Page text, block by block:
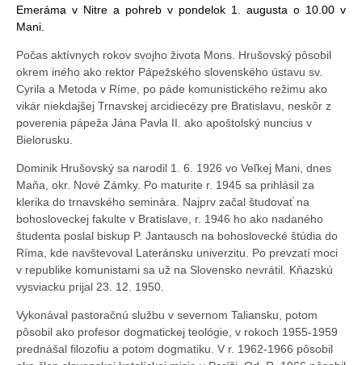
Emeráma v Nitre a pohreb v pondelok 1. augusta o 10.00 v
Mani.
Počas aktívnych rokov svojho života Mons. Hrušovský pôsobil
okrem iného ako rektor Pápežského slovenského ústavu sv.
Cyrila a Metoda v Ríme, po páde komunistického režimu ako
vikár niekdajšej Trnavskej arcidiecézy pre Bratislavu, neskôr z
poverenia pápeža Jána Pavla II. ako apoštolský nuncius v
Bielorusku.
Dominik Hrušovský sa narodil 1. 6. 1926 vo Veľkej Mani, dnes
Maňa, okr. Nové Zámky. Po maturite r. 1945 sa prihlásil za
klerika do trnavského seminára. Najprv začal študovať na
bohosloveckej fakulte v Bratislave, r. 1946 ho ako nadaného
študenta poslal biskup P. Jantausch na bohoslovecké štúdia do
Ríma, kde navštevoval Lateránsku univerzitu. Po prevzatí moci
v republike komunistami sa už na Slovensko nevrátil. Kňazskú
vysviacku prijal 23. 12. 1950.
Vykonával pastoračnú službu v severnom Taliansku, potom
pôsobil ako profesor dogmatickej teológie, v rokoch 1955-1959
prednášal filozofiu a potom dogmatiku. V r. 1962-1966 pôsobil